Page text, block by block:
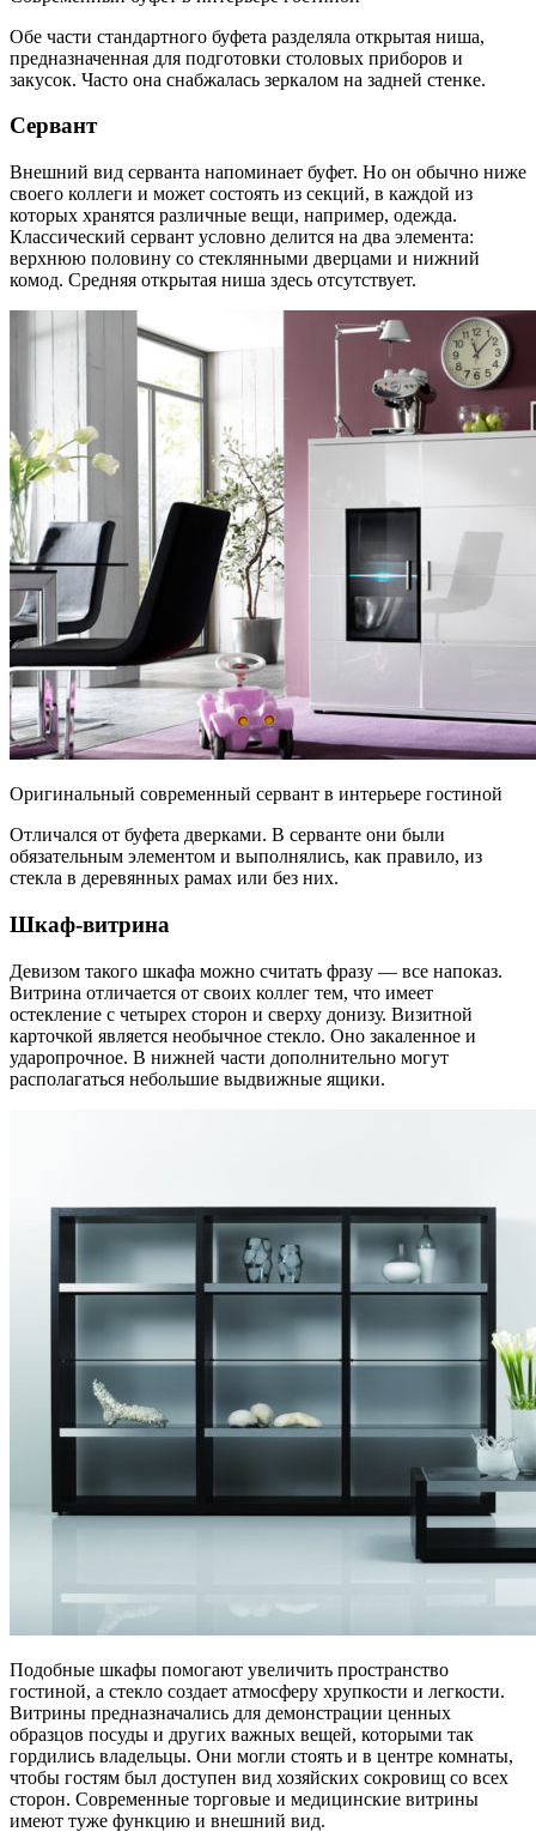
Обе части стандартного буфета разделяла открытая ниша,
предназначенная для подготовки столовых приборов и
закусок. Часто она снабжалась зеркалом на задней стенке.
Сервант
Внешний вид серванта напоминает буфет. Но он обычно ниже
своего коллеги и может состоять из секций, в каждой из
которых хранятся различные вещи, например, одежда.
Классический сервант условно делится на два элемента:
верхнюю половину со стеклянными дверцами и нижний
комод. Средняя открытая ниша здесь отсутствует.
Оригинальный современный сервант в интерьере гостиной
Отличался от буфета дверками. В серванте они были
обязательным элементом и выполнялись, как правило, из
стекла в деревянных рамах или без них.
Шкаф-витрина
Девизом такого шкафа можно считать фразу — все напоказ.
Витрина отличается от своих коллег тем, что имеет
остекление с четырех сторон и сверху донизу. Визитной
карточкой является необычное стекло. Оно закаленное и
ударопрочное. В нижней части дополнительно могут
располагаться небольшие выдвижные ящики.
Подобные шкафы помогают увеличить пространство
гостиной, а стекло создает атмосферу хрупкости и легкости.
Витрины предназначались для демонстрации ценных
образцов посуды и других важных вещей, которыми так
гордились владельцы. Они могли стоять и в центре комнаты,
чтобы гостям был доступен вид хозяйских сокровищ со всех
сторон. Современные торговые и медицинские витрины
имеют туже функцию и внешний вид.